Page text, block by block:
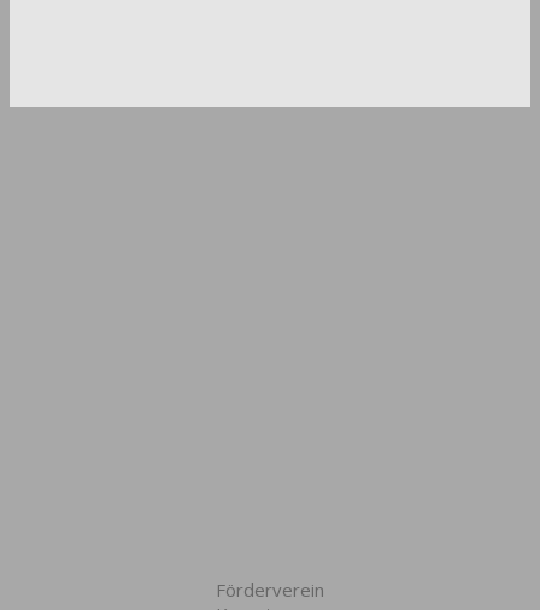
Förderverein